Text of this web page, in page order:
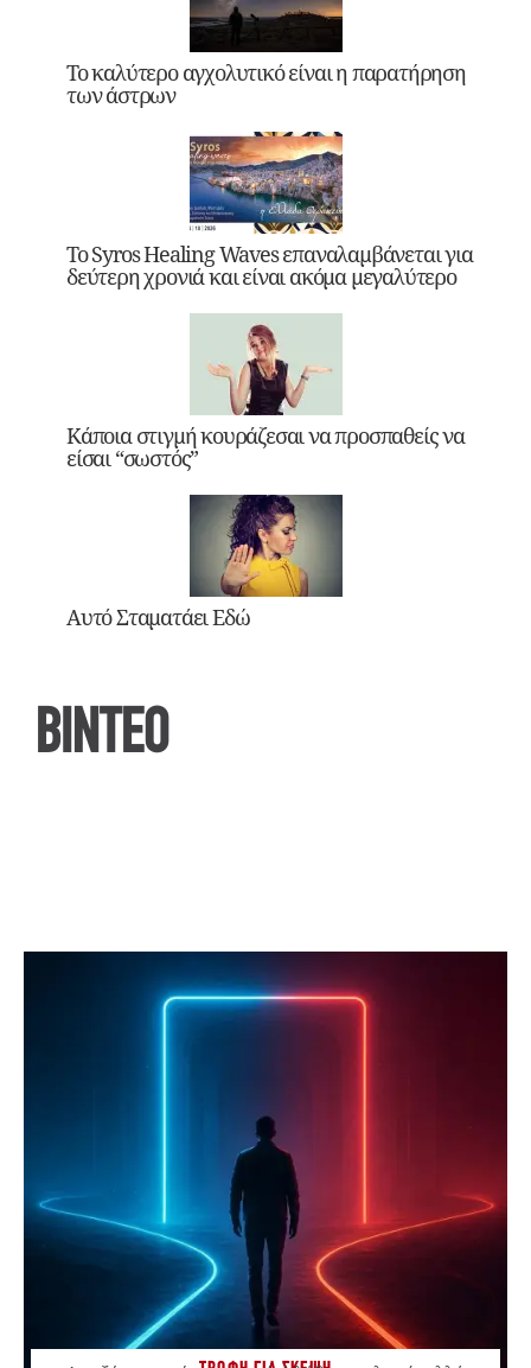
Το καλύτερο αγχολυτικό είναι η παρατήρηση
των άστρων
Το Syros Healing Waves επαναλαμβάνεται για
δεύτερη χρονιά και είναι ακόμα μεγαλύτερο
Κάποια στιγμή κουράζεσαι να προσπαθείς να
είσαι “σωστός”
Αυτό Σταματάει Εδώ
ΒΙΝΤΕΟ